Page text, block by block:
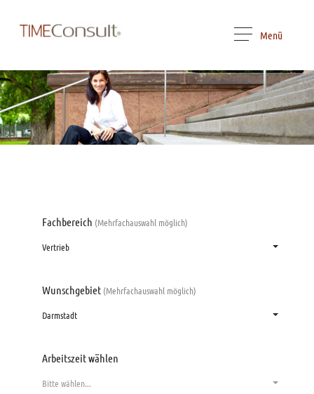
Menü
Fachbereich (Mehrfachauswahl möglich)
Vertrieb
Wunschgebiet (Mehrfachauswahl möglich)
Darmstadt
Arbeitszeit wählen
Bitte wählen...